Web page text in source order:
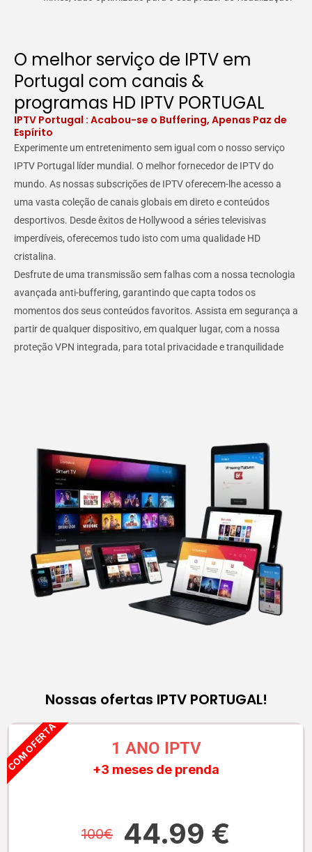
O melhor serviço de IPTV em
Portugal com canais &
programas HD IPTV PORTUGAL
IPTV Portugal : Acabou-se o Buffering, Apenas Paz de
Espírito
Experimente um entretenimento sem igual com o nosso serviço
IPTV Portugal líder mundial. O melhor fornecedor de IPTV do
mundo. As nossas subscrições de IPTV oferecem-lhe acesso a
uma vasta coleção de canais globais em direto e conteúdos
desportivos. Desde êxitos de Hollywood a séries televisivas
imperdíveis, oferecemos tudo isto com uma qualidade HD
cristalina.
Desfrute de uma transmissão sem falhas com a nossa tecnologia
avançada anti-buffering, garantindo que capta todos os
momentos dos seus conteúdos favoritos. Assista em segurança a
partir de qualquer dispositivo, em qualquer lugar, com a nossa
proteção VPN integrada, para total privacidade e tranquilidade
Nossas ofertas IPTV PORTUGAL!
1 ANO IPTV
+3 meses de prenda
100€ 44.99 €
COM OFERTA